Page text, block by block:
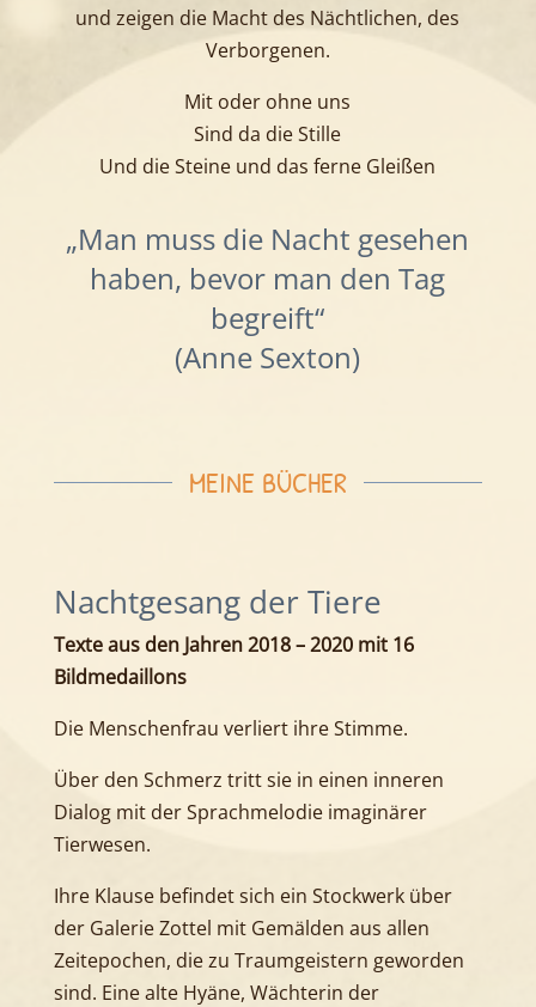
und zeigen die Macht des Nächtlichen, des
Verborgenen.
Mit oder ohne uns
Sind da die Stille
Und die Steine und das ferne Gleißen
„Man muss die Nacht gesehen
haben, bevor man den Tag
begreift“
(Anne Sexton)
MEINE BÜCHER
Nachtgesang der Tiere
Texte aus den Jahren 2018 – 2020 mit 16
Bildmedaillons
Die Menschenfrau verliert ihre Stimme.
Über den Schmerz tritt sie in einen inneren
Dialog mit der Sprachmelodie imaginärer
Tierwesen.
Ihre Klause befindet sich ein Stockwerk über
der Galerie Zottel mit Gemälden aus allen
Zeitepochen, die zu Traumgeistern geworden
sind. Eine alte Hyäne, Wächterin der